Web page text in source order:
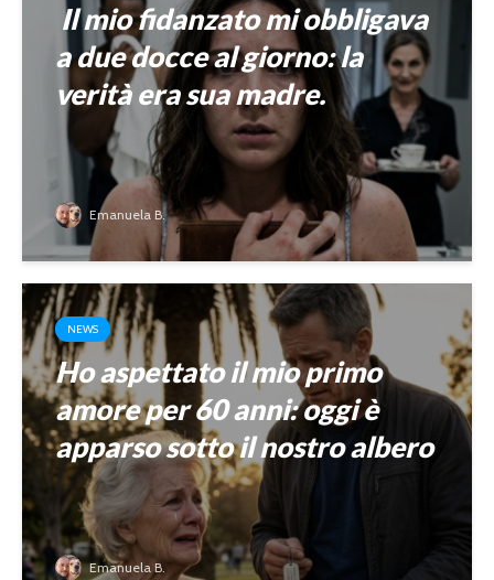
Il mio fidanzato mi obbligava
a due docce al giorno: la
verità era sua madre.
Emanuela B.
NEWS
Ho aspettato il mio primo
amore per 60 anni: oggi è
apparso sotto il nostro albero
Emanuela B.